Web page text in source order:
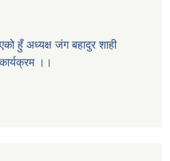
हुँ अध्यक्ष जंग बहादुर शाही
।।